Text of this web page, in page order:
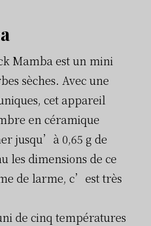
Mamba est un mini
sèches. Avec une
cet appareil
en céramique
jusqu’à 0,65 g de
les dimensions de ce
de larme, c’est très
de cinq températures